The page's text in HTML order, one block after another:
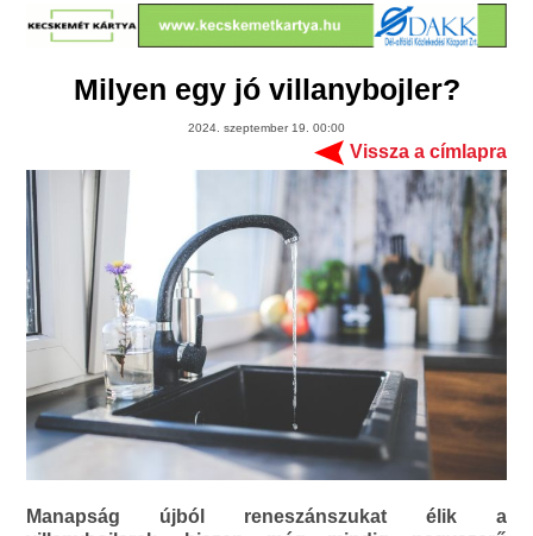
Milyen egy jó villanybojler?
2024. szeptember 19. 00:00
Vissza a címlapra
Manapság újból reneszánszukat élik a